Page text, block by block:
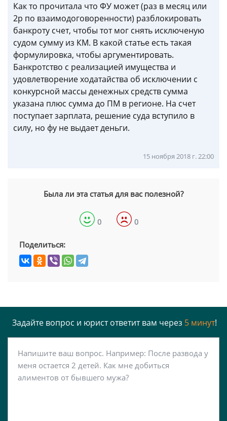
Как то прочитала что ФУ может (раз в месяц или
2р по взаимодоговоренности) разблокировать
банкроту счет, чтобы тот мог снять исключеную
судом сумму из КМ. В какой статье есть такая
формулировка, чтобы аргументировать.
Банкротство с реализацией имущества и
удовлетворение ходатайства об исключении с
конкурсной массы денежных средств сумма
указана плюс сумма до ПМ в регионе. На счет
поступает зарплата, решение суда вступило в
силу, но фу не выдает деньги.
15 ноября 2018 г. 22:00
Была ли эта статья для вас полезной?
0 0
Поделиться:
Задайте вопрос и юрист ответит вам через 5 минут!